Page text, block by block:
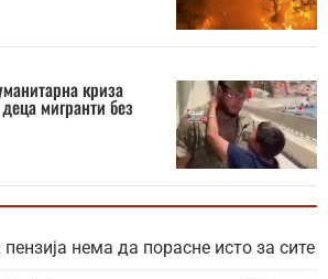
криза
мигранти без
нема да порасне исто за сите